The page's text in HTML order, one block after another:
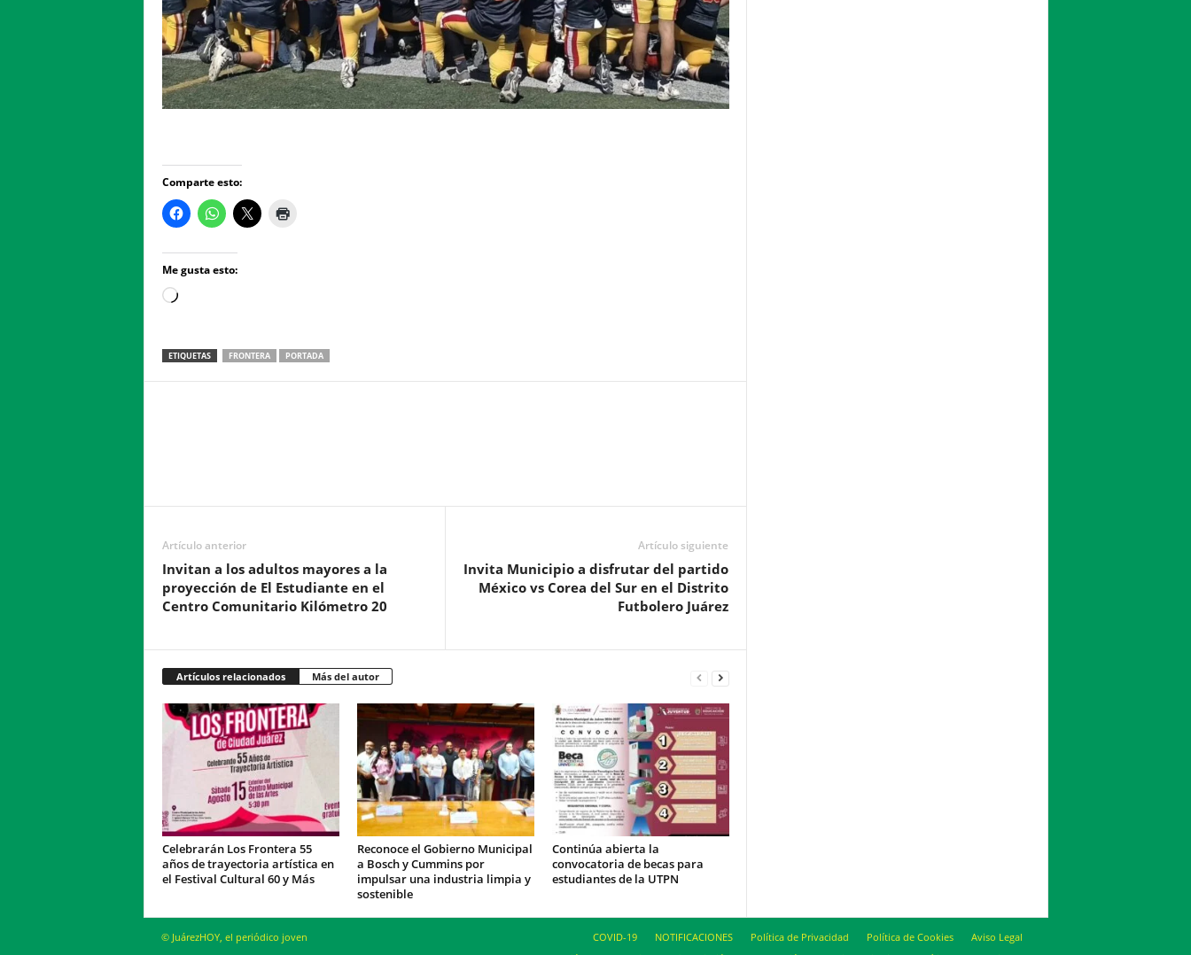
Comparte esto:
Me gusta esto:
Loading…
ETIQUETAS FRONTERA PORTADA
Artículo anterior
Invitan a los adultos mayores a la
proyección de El Estudiante en el
Centro Comunitario Kilómetro 20
Artículo siguiente
Invita Municipio a disfrutar del partido
México vs Corea del Sur en el Distrito
Futbolero Juárez
Artículos relacionados Más del autor
Celebrarán Los Frontera 55
años de trayectoria artística en
el Festival Cultural 60 y Más
Reconoce el Gobierno Municipal
a Bosch y Cummins por
impulsar una industria limpia y
sostenible
Continúa abierta la
convocatoria de becas para
estudiantes de la UTPN
COVID-19 NOTIFICACIONES Política de Privacidad Política de Cookies
Aviso Legal
© JuárezHOY, el periódico joven